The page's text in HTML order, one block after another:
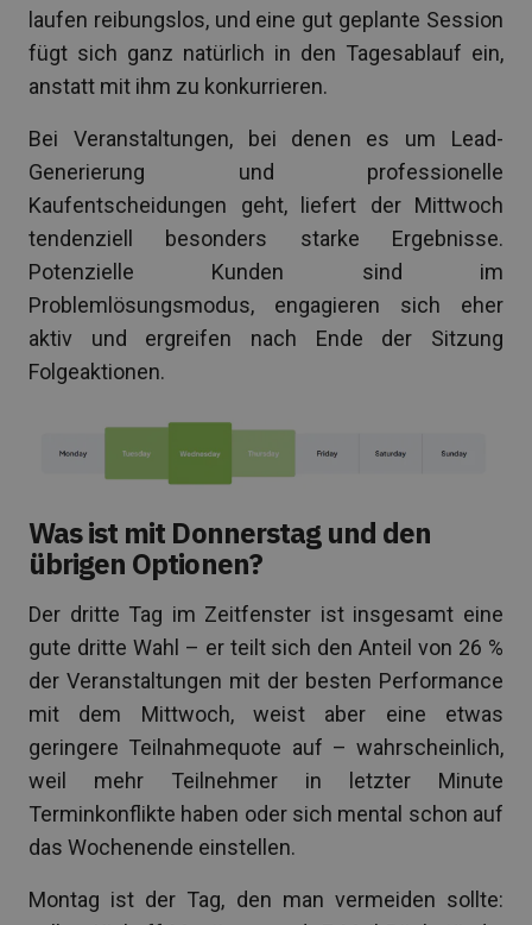
laufen reibungslos, und eine gut geplante Session
fügt sich ganz natürlich in den Tagesablauf ein,
anstatt mit ihm zu konkurrieren.
Bei Veranstaltungen, bei denen es um Lead-
Generierung und professionelle
Kaufentscheidungen geht, liefert der Mittwoch
tendenziell besonders starke Ergebnisse.
Potenzielle Kunden sind im
Problemlösungsmodus, engagieren sich eher
aktiv und ergreifen nach Ende der Sitzung
Folgeaktionen.
Was ist mit Donnerstag und den
übrigen Optionen?
Der dritte Tag im Zeitfenster ist insgesamt eine
gute dritte Wahl – er teilt sich den Anteil von 26 %
der Veranstaltungen mit der besten Performance
mit dem Mittwoch, weist aber eine etwas
geringere Teilnahmequote auf – wahrscheinlich,
weil mehr Teilnehmer in letzter Minute
Terminkonflikte haben oder sich mental schon auf
das Wochenende einstellen.
Montag ist der Tag, den man vermeiden sollte: